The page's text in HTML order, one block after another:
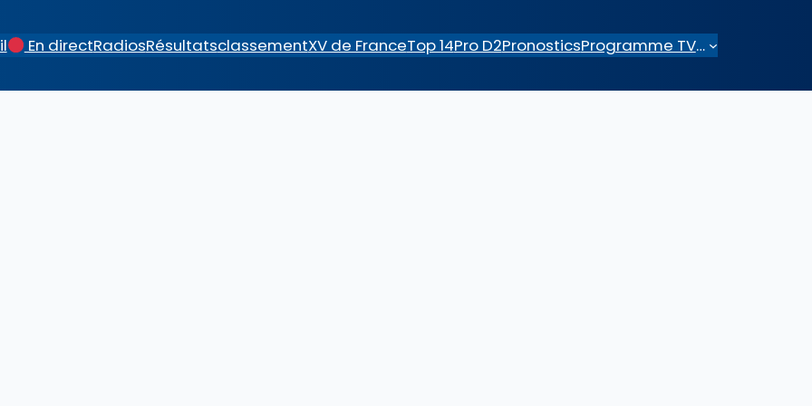
En directRadiosRésultatsclassementXV de FranceTop 14Pro D2PronosticsProgramme TV…